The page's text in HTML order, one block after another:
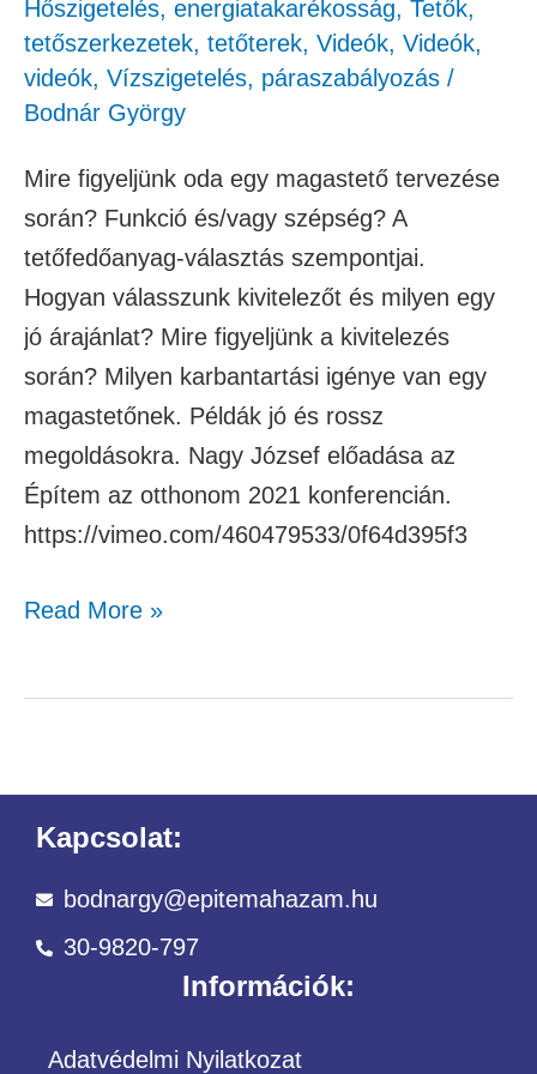
Hőszigetelés, energiatakarékosság, Tetők,
tetőszerkezetek, tetőterek, Videók, Videók,
videók, Vízszigetelés, páraszabályozás /
Bodnár György
Mire figyeljünk oda egy magastető tervezése
során? Funkció és/vagy szépség? A
tetőfedőanyag-választás szempontjai.
Hogyan válasszunk kivitelezőt és milyen egy
jó árajánlat? Mire figyeljünk a kivitelezés
során? Milyen karbantartási igénye van egy
magastetőnek. Példák jó és rossz
megoldásokra. Nagy József előadása az
Építem az otthonom 2021 konferencián.
https://vimeo.com/460479533/0f64d395f3
Read More »
Kapcsolat:
bodnargy@epitemahazam.hu
30-9820-797
Információk:
Adatvédelmi Nyilatkozat